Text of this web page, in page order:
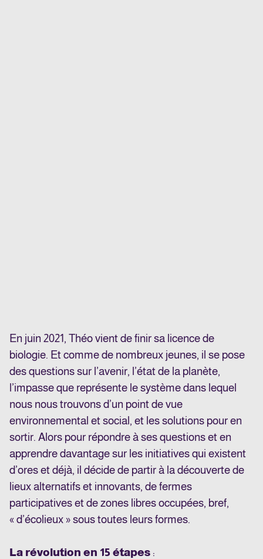
En juin 2021, Théo vient de finir sa licence de
biologie. Et comme de nombreux jeunes, il se pose
des questions sur l’avenir, l’état de la planète,
l’impasse que représente le système dans lequel
nous nous trouvons d’un point de vue
environnemental et social, et les solutions pour en
sortir. Alors pour répondre à ses questions et en
apprendre davantage sur les initiatives qui existent
d’ores et déjà, il décide de partir à la découverte de
lieux alternatifs et innovants, de fermes
participatives et de zones libres occupées, bref,
« d’écolieux » sous toutes leurs formes.
La révolution en 15 étapes :